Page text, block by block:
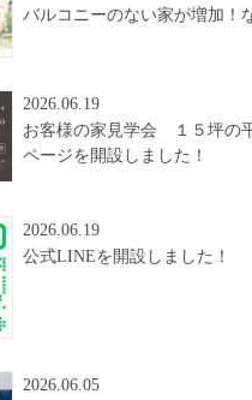
バルコニーのない家が増加！
2026.06.19
お客様の家見学会 １５坪の
ページを開設しました！
2026.06.19
公式LINEを開設しました！
2026.06.05